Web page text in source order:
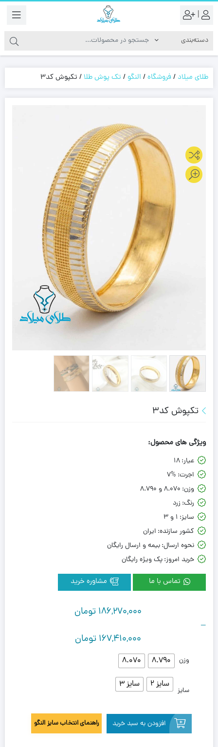
|
طلای میلاد /فروشگاه/ النگو / تک پوش طلا/ تکپوش کد3
تکپوش کد3
ویژگی های محصول:
عیار:18
اجرت: 7%
وزن: 8.070 و 8.790
رنگ: زرد
سایز: 1 و 3
کشور سازنده: ایران
نحوه ارسال:بیمه و ارسال رایگان
خرید امروز:پک ویژه رایگان
تماس با ما
186,270,000 تومان
–
167,410,000 تومان
وزن 8.790
8.070
سایز
سایز 2 سایز 3
افزودن به سبد خرید راهنمای انتخاب سایز النگو